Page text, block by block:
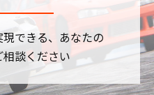
できる、あなたの
談ください